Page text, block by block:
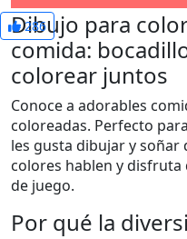
286
Dibujo para
comida:
colorear juntos
Conoce a adorables
coloreadas. Perfecto
les gusta dibujar y soñar
colores hablen y
de juego.
Por qué la